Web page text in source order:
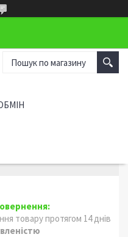
товару протягом 14 днів